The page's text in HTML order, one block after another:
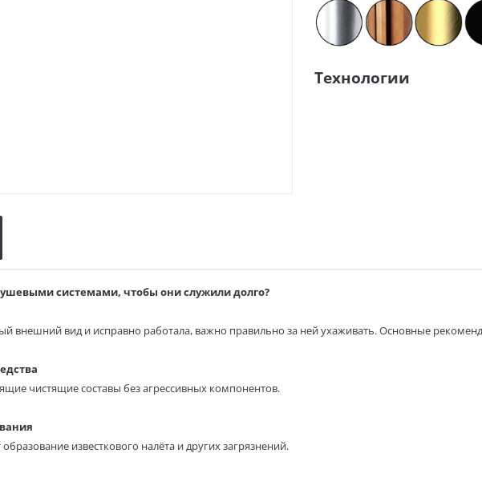
Технологии
системами, чтобы они служили долго?
внешний вид и исправно работала, важно правильно за ней ухаживать. Основные
чистящие составы без агрессивных компонентов.
известкового налёта и других загрязнений.